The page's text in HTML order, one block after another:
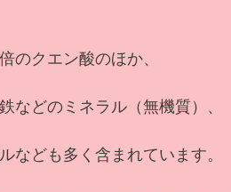
のクエン酸のほか、
などのミネラル（無機質）、
なども多く含まれています。